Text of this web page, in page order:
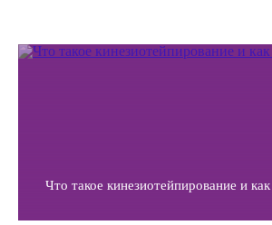
Что такое кинезиотейпирование и